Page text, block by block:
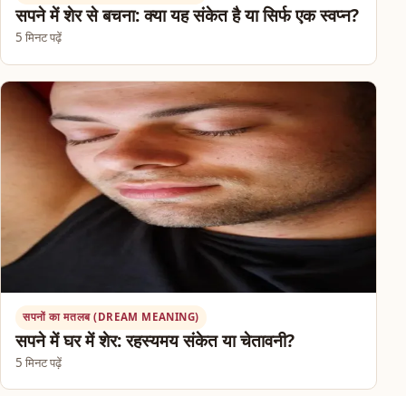
सपने में शेर से बचना: क्या यह संकेत है या सिर्फ एक स्वप्न?
5 मिनट पढ़ें
सपनों का मतलब (DREAM MEANING)
सपने में घर में शेर: रहस्यमय संकेत या चेतावनी?
5 मिनट पढ़ें